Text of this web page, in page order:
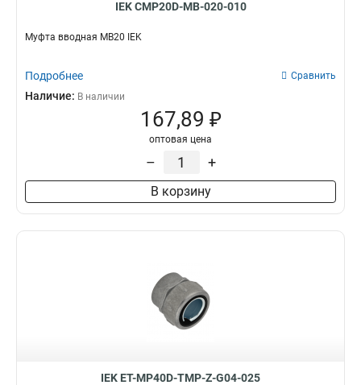
IEK CMP20D-MB-020-010
Муфта вводная MB20 IEK
Подробнее Сравнить
Наличие: В наличии
167,89 ₽
оптовая цена
– +
В корзину
IEK ET-MP40D-TMP-Z-G04-025